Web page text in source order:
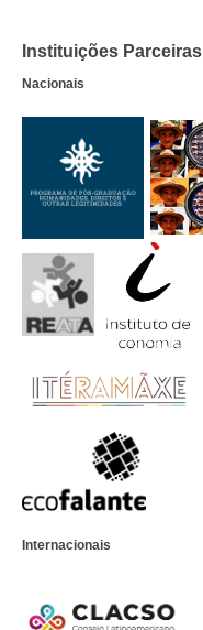
Instituições Parceiras
Nacionais
Internacionais